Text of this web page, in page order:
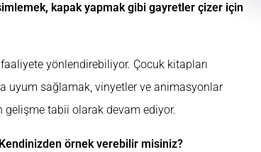
kapak yapmak gibi gayretler çizer için
yönlendirebiliyor. Çocuk kitapları
uyum sağlamak, vinyetler ve animasyonlar
tabii olarak devam ediyor.
örnek verebilir misiniz?